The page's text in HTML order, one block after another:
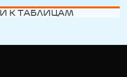
К ТАБЛИЦАМ